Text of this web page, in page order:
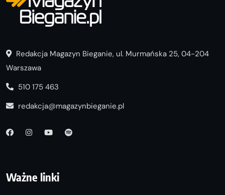
Redakcja Magazyn Bieganie, ul. Murmańska 25, 04-204
Warszawa
510 175 463
redakcja@magazynbieganie.pl
Ważne linki